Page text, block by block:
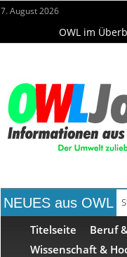
7. August 2026
OWL im
NEUES aus OWL
Titelseite Beruf
Wissenschaft &